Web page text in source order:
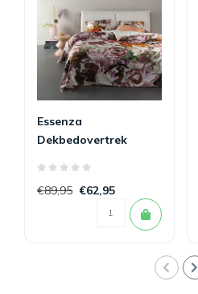
Essenza
Dekbedovertrek
€89,95 €62,95